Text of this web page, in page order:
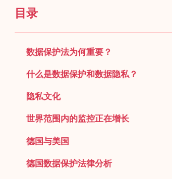
目录
数据保护法为何重要？
什么是数据保护和数据隐私？
隐私文化
世界范围内的监控正在增长
德国与美国
德国数据保护法律分析